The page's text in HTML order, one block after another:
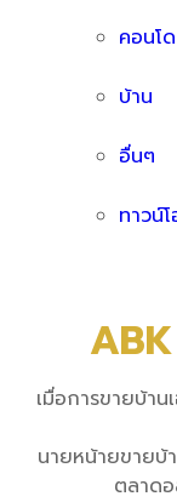
คอนโด
บ้าน
อื่นๆ
ทาวน์
เมื่อการขายบ้าน
นายหน้ายขายบ้
ตลาด